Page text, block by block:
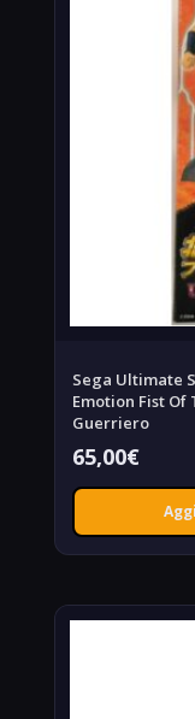
Sega Ultimate
Emotion Fist Of
Guerriero
65,00€